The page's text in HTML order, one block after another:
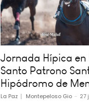
Jornada Hípica en
Santo Patrono
Hipódromo de
La Paz Montepeloso Gio - 27